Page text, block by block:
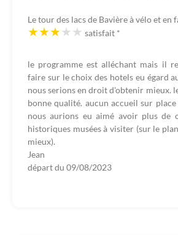
Le tour des lacs de Bavière à vélo et en
satisfait *
le programme est alléchant mais il
faire sur le choix des hotels eu égard
nous serions en droit d'obtenir mieux.
bonne qualité. aucun accueil sur
nous aurions eu aimé avoir plus de
historiques musées à visiter (sur le
mieux).
Jean
départ du 09/08/2023